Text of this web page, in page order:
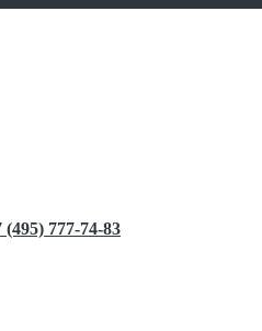
(495) 777-74-83